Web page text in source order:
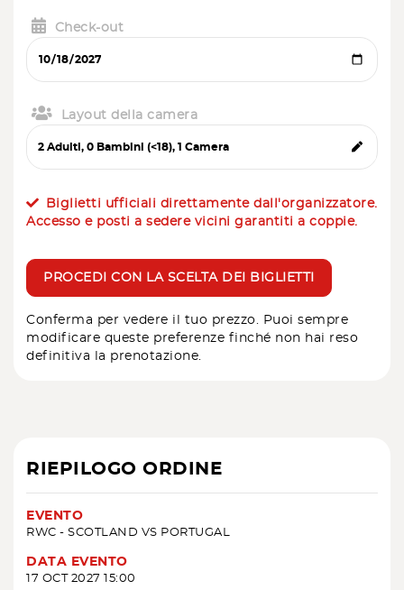
Check-out
Layout della camera
Biglietti ufficiali direttamente dall'organizzatore.
Accesso e posti a sedere vicini garantiti a coppie.
PROCEDI CON LA SCELTA DEI BIGLIETTI
Conferma per vedere il tuo prezzo. Puoi sempre
modificare queste preferenze finché non hai reso
definitiva la prenotazione.
RIEPILOGO ORDINE
EVENTO
RWC - SCOTLAND VS PORTUGAL
DATA EVENTO
17 OCT 2027 15:00